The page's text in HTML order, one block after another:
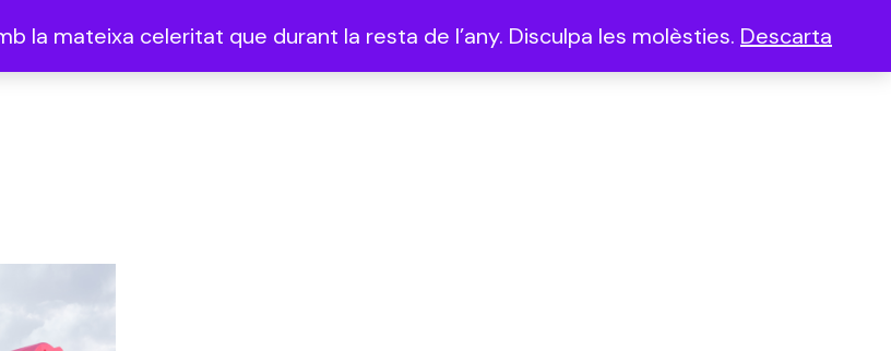
(0)
la mateixa celeritat que durant la resta de l’any. Disculpa les molèsties. Descarta